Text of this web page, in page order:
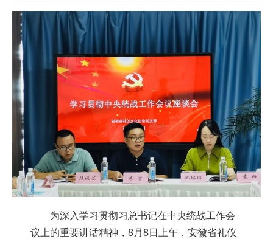
为深入学习贯彻习总书记在中央统战工作会
议上的重要讲话精神，8月8日上午，安徽省礼仪